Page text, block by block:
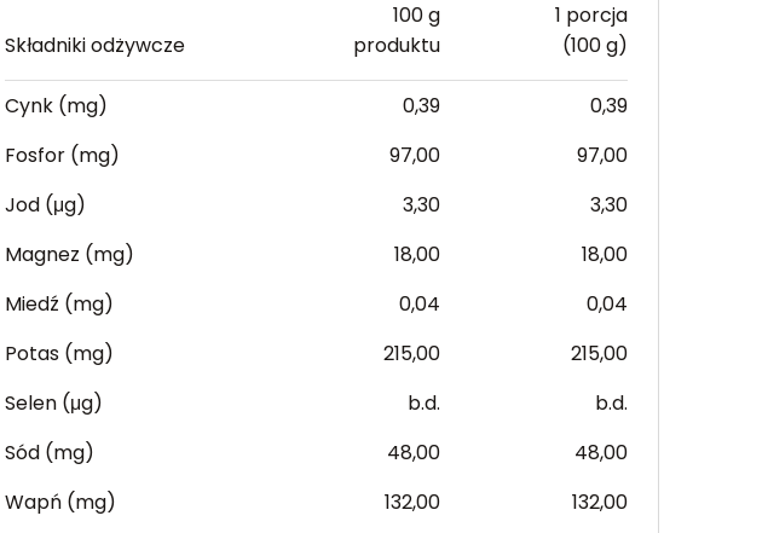
Składniki odżywcze
100 g
produktu
1 porcja
(100 g)
Cynk (mg) 0,39
0,39
Fosfor (mg)
97,00
97,00
Jod (μg)
3,30
3,30
Magnez (mg)
18,00
18,00
Miedź (mg)
0,04
0,04
Potas (mg)
215,00
215,00
Selen (μg)
b.d.
b.d.
Sód (mg)
48,00
48,00
Wapń (mg)
132,00
132,00